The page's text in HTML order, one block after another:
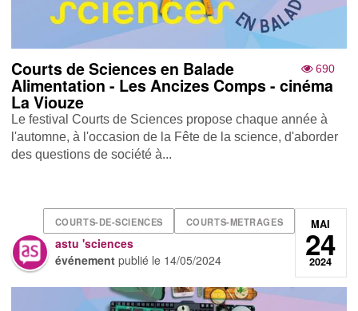
690
Courts de Sciences en Balade
Alimentation - Les Ancizes Comps - cinéma
La Viouze
Le festival Courts de Sciences propose chaque année à
l'automne, à l'occasion de la Fête de la science, d'aborder
des questions de société à...
COURTS-DE-SCIENCES COURTS-METRAGES
astu 'sciences
événement publié le 14/05/2024
MAI
24
2024